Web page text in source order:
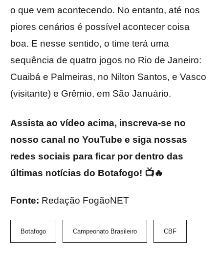
o que vem acontecendo. No entanto, até nos
piores cenários é possível acontecer coisa
boa. E nesse sentido, o time terá uma
sequência de quatro jogos no Rio de Janeiro:
Cuaibá e Palmeiras, no Nilton Santos, e Vasco
(visitante) e Grêmio, em São Januário.
Assista ao vídeo acima, inscreva-se no
nosso canal no YouTube e siga nossas
redes sociais para ficar por dentro das
últimas notícias do Botafogo! 📺🔥
Fonte: Redação FogãoNET
Botafogo Campeonato Brasileiro CBF